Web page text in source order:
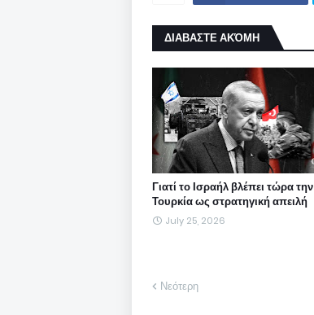
ΔΙΑΒΑΣΤΕ ΑΚΌΜΗ
Γιατί το Ισραήλ βλέπει τώρα την
Τουρκία ως στρατηγική απειλή
July 25, 2026
Νεότερη